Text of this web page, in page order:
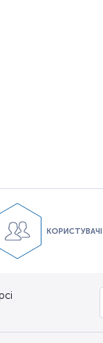
КОРИСТУВАЧІ